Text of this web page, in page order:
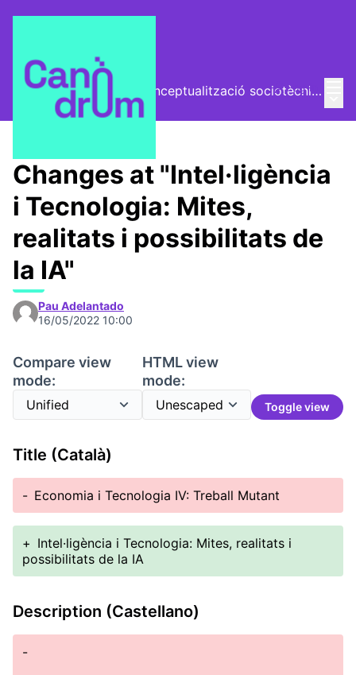
Log inEl Vector (vector de conceptualització sociotècnica)
Trobades
Changes at "Intel·ligència
i Tecnologia: Mites,
realitats i possibilitats de
la IA"
Pau Adelantado
16/05/2022 10:00
Compare view
mode:
HTML view
mode:
Toggle view
Title (Català)
- Economia i Tecnologia IV: Treball Mutant
+ Intel·ligència i Tecnologia: Mites, realitats i
possibilitats de la IA
Description (Castellano)
-